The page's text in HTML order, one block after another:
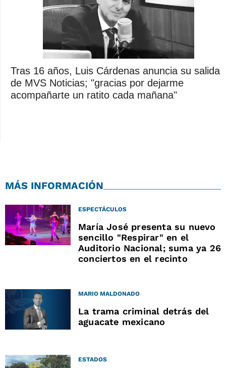
Tras 16 años, Luis Cárdenas anuncia su salida
de MVS Noticias; "gracias por dejarme
acompañarte un ratito cada mañana"
MÁS INFORMACIÓN
ESPECTÁCULOS
María José presenta su nuevo
sencillo "Respirar" en el
Auditorio Nacional; suma ya 26
conciertos en el recinto
MARIO MALDONADO
La trama criminal detrás del
aguacate mexicano
ESTADOS